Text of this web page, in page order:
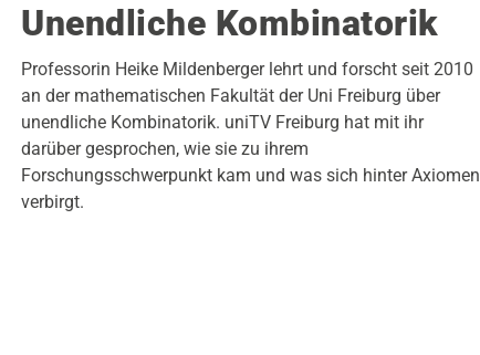
Unendliche Kombinatorik
Professorin Heike Mildenberger lehrt und forscht seit 2010
an der mathematischen Fakultät der Uni Freiburg über
unendliche Kombinatorik. uniTV Freiburg hat mit ihr
darüber gesprochen, wie sie zu ihrem
Forschungsschwerpunkt kam und was sich hinter Axiomen
verbirgt.